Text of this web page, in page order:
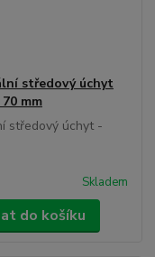
středový úchyt
mm
středový úchyt -
Skladem
do košíku